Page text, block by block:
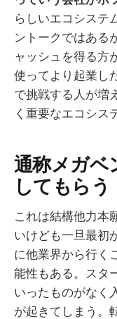
らしいエコシステ
ントークではある
ャッシュを得る方
使ってより起業し
で挑戦する人が増
く重要なエコシス
通称メガベ
してもらう
これは結構他力本
いけども一旦最初
に他業界から行く
能性もある。スタ
いったものがなく
が起きてしまう。